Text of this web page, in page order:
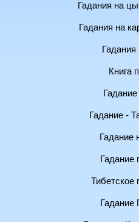
Гадания на
Гадания на
Книга
Гадание -
Гадание
Гадание
Тибетское
Гадание